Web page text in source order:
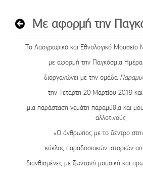
Το Λαογραφικό και Εθνολογικό Μουσείο
με αφορμή την Παγκόσμια
διοργανώνει με την ομάδα
τηνΤετάρτη 20 Μαρτίου 2019 και
μια παράσταση γεμάτη παραμύθια και
αλλοτινούς
«Ο άνθρωπος με το δέντρο
κύκλος παραδοσιακών ιστοριών
διανθισμένες με ζωντανή μουσική και